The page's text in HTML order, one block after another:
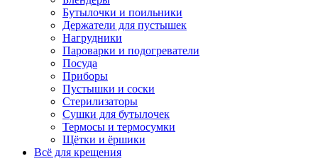
Бутылочки и поильники
Держатели для пустышек
Нагрудники
Пароварки и подогреватели
Посуда
Приборы
Пустышки и соски
Стерилизаторы
Сушки для бутылочек
Термосы и термосумки
Щётки и ёршики
Всё для крещения